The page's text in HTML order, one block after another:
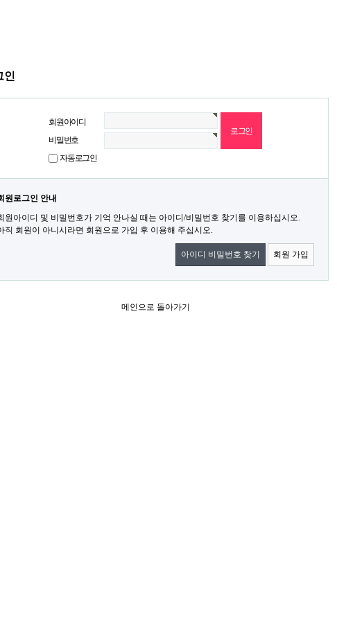
인
회원아이디
비밀번호
자동로그인
원로그인 안내
원아이디 및 비밀번호가 기억 안나실 때는 아이디/비밀번호 찾기를 이용하십시오.
직 회원이 아니시라면 회원으로 가입 후 이용해 주십시오.
아이디 비밀번호 찾기 회원 가입
메인으로 돌아가기